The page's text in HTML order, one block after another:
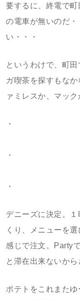
要するに、終電で
の電車が無いのだ
い・・・
というわけで、町
ガ喫茶を探すもな
ァミレスか、マッ
・
・
・
デニーズに決定。
くり、メニューを
感じで注文。Party
と滞在出来ないから
ポテトをこれまた